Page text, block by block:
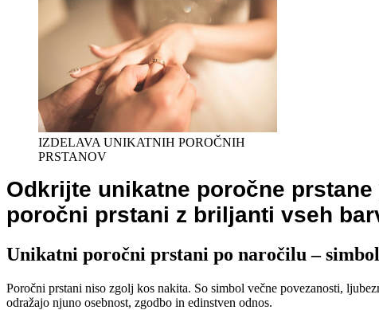
IZDELAVA UNIKATNIH POROČNIH
PRSTANOV
Odkrijte unikatne poročne
poročni prstani z briljanti vseh
Unikatni poročni prstani po naročilu –
Poročni prstani niso zgolj kos nakita. So simbol večne povezanosti,
odražajo njuno osebnost, zgodbo in edinstven odnos.